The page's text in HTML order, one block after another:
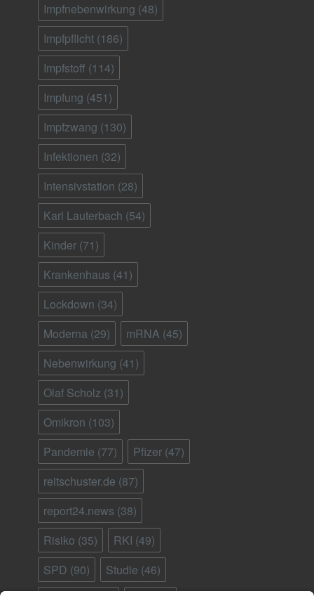
Impfnebenwirkung (48)
Impfpflicht (186)
Impfstoff (114)
Impfung (451)
Impfzwang (130)
Infektionen (32)
Intensivstation (28)
Karl Lauterbach (54)
Kinder (71)
Krankenhaus (41)
Lockdown (34)
Moderna (29) mRNA (45)
Nebenwirkung (41)
Olaf Scholz (31)
Omikron (103)
Pandemie (77) Pfizer (47)
reitschuster.de (87)
report24.news (38)
Risiko (35) RKI (49)
SPD (90) Studie (46)